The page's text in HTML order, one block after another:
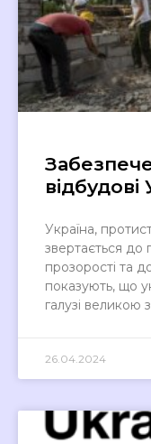
відбудові
Україна,
звертається
прозорості та
показують, що
галузі великою
26.04.2024